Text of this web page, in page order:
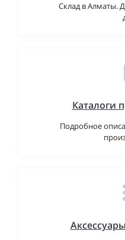
Склад в Алматы.
Каталоги
Подробное